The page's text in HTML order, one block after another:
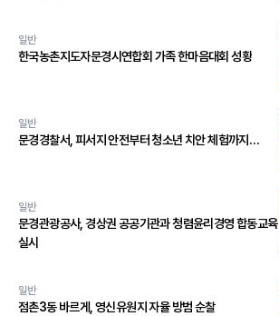
일반
한국농촌지도자문경시연합회 가족 한마음대회 성황
일반
문경경찰서, 피서지 안전부터 청소년 치안 체험까지…
일반
문경관광공사, 경상권 공공기관과 청렴윤리경영 합동교육
실시
일반
점촌3동 바르게, 영신유원지 자율 방범 순찰